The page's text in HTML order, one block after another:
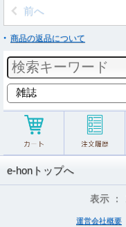
前へ
商品の返品について
e-honトップへ
表示 ：
運営会社概要